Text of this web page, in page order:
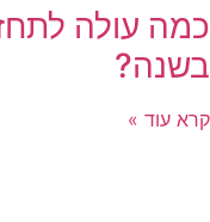
כמה עולה
בשנה?
קרא עוד »